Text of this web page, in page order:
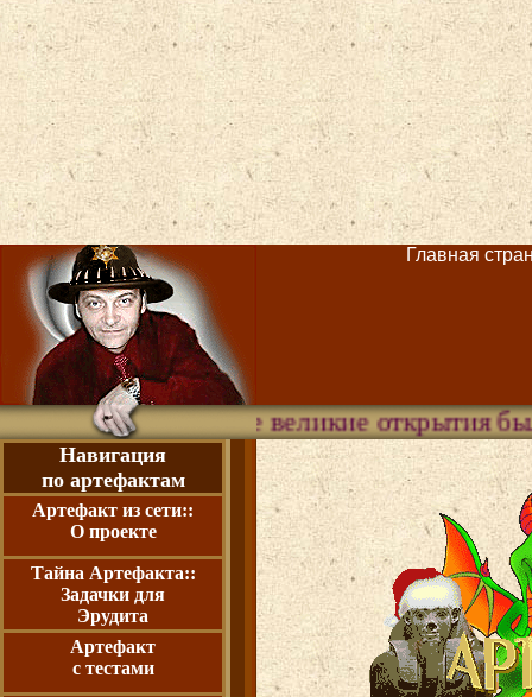
Главная
Все великие открытия были сделаны
Навигация
по артефактам
Артефакт из сети::
О проекте
Тайна Артефакта::
Задачки для
Эрудита
Артефакт
с тестами